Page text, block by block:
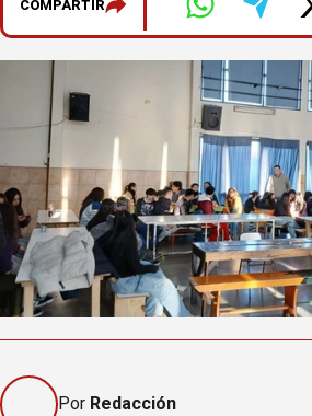
COMPARTIR
Por Redacción